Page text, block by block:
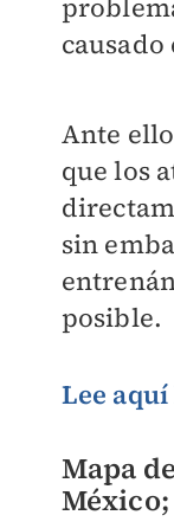
Ante
que los
sin
posible.
Lee
Mapa
México;